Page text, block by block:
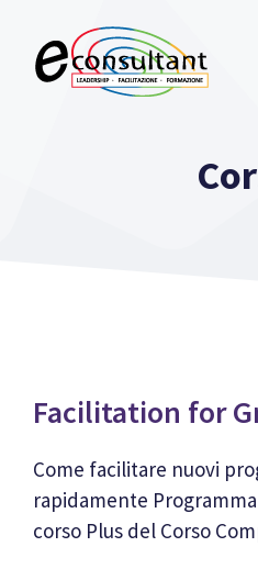
contenuto
Facilitation for
Come facilitare nuovi
rapidamente
corso Plus del Corso